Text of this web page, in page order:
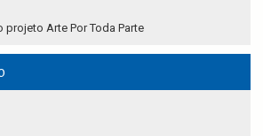
Arte Por Toda Parte